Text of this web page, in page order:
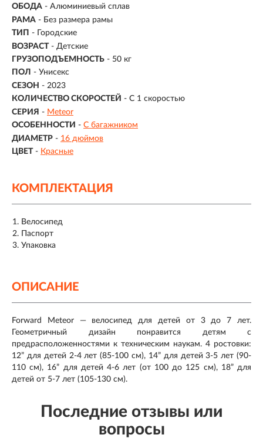
ОБОДА - Алюминиевый сплав
РАМА - Без размера рамы
ТИП -
Городские
ВОЗРАСТ - Детские
ГРУЗОПОДЪЕМНОСТЬ - 50 кг
ПОЛ - Унисекс
СЕЗОН - 2023
КОЛИЧЕСТВО СКОРОСТЕЙ - С 1 скоростью
СЕРИЯ - Meteor
ОСОБЕННОСТИ - С багажником
ДИАМЕТР - 16 дюймов
ЦВЕТ - Красные
КОМПЛЕКТАЦИЯ
Велосипед
Паспорт
Упаковка
ОПИСАНИЕ
Forward Meteor — велосипед для детей от 3 до 7 лет.
Геометричный дизайн понравится детям с
предрасположенностями к техническим наукам. 4 ростовки:
12” для детей 2-4 лет (85-100 см), 14” для детей 3-5 лет (90-
110 см), 16” для детей 4-6 лет (от 100 до 125 см), 18” для
детей от 5-7 лет (105-130 см).
Последние отзывы или
вопросы